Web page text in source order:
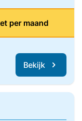
per maand
Bekijk